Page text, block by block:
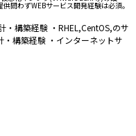
問わずWEBサービス開発経験は必須。
構築経験 ・RHEL,CentOS,のサ
構築経験 ・インターネットサ